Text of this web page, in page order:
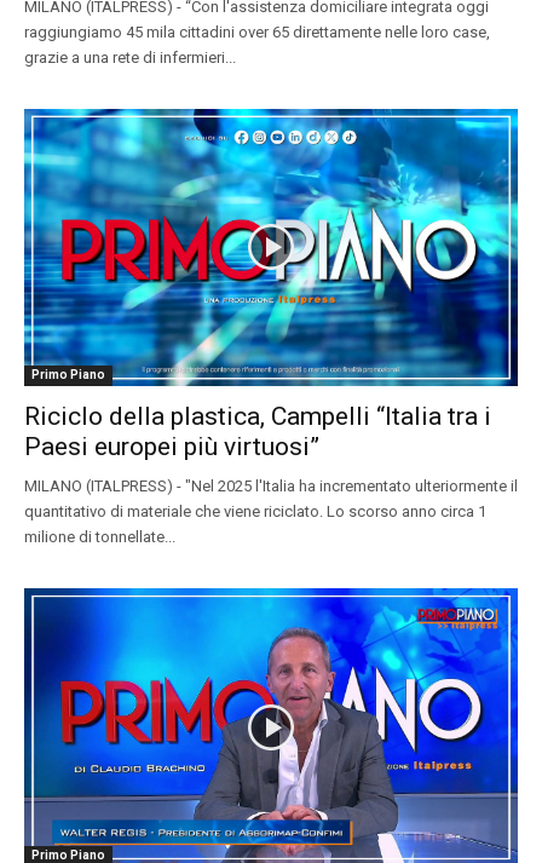
MILANO (ITALPRESS) - “Con l'assistenza domiciliare integrata oggi
raggiungiamo 45 mila cittadini over 65 direttamente nelle loro case,
grazie a una rete di infermieri...
Primo Piano
Riciclo della plastica, Campelli “Italia tra i
Paesi europei più virtuosi”
MILANO (ITALPRESS) - "Nel 2025 l'Italia ha incrementato ulteriormente il
quantitativo di materiale che viene riciclato. Lo scorso anno circa 1
milione di tonnellate...
Primo Piano